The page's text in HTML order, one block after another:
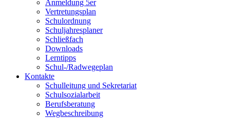
Anmeldung 5er
Vertretungsplan
Schulordnung
Schuljahresplaner
Schließfach
Downloads
Lerntipps
Schul-/Radwegeplan
Kontakte
Schulleitung und Sekretariat
Schulsozialarbeit
Berufsberatung
Wegbeschreibung